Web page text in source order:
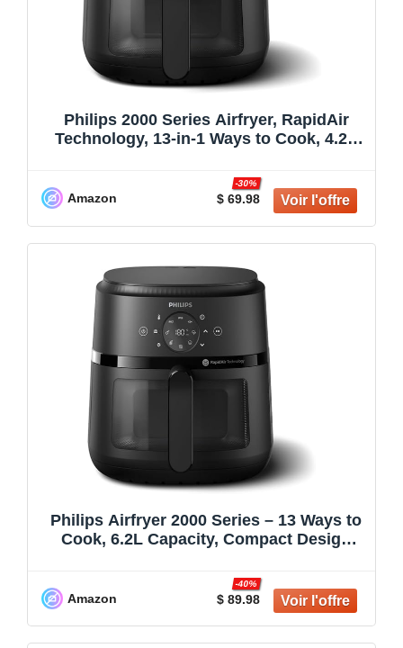
Philips 2000 Series Airfryer, RapidAir
Technology, 13-in-1 Ways to Cook, 4.2L
Fat, Easy to Clean, Dishwasher Safe,
Touchscreen Control, HomeID App
Amazon $ 69.98
-30%
Philips Airfryer 2000 Series – 13 Ways to
Cook, 6.2L Capacity, Compact Design
Technology, Fry with up to 90% Less Fat,
Easy to Clean (NA230/00)
Amazon $ 89.98
-40%